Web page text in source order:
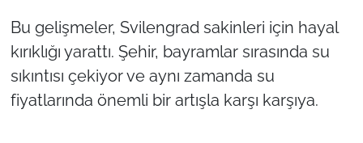
Bu gelişmeler, Svilengrad sakinleri için hayal
kırıklığı yarattı. Şehir, bayramlar sırasında su
sıkıntısı çekiyor ve aynı zamanda su
fiyatlarında önemli bir artışla karşı karşıya.